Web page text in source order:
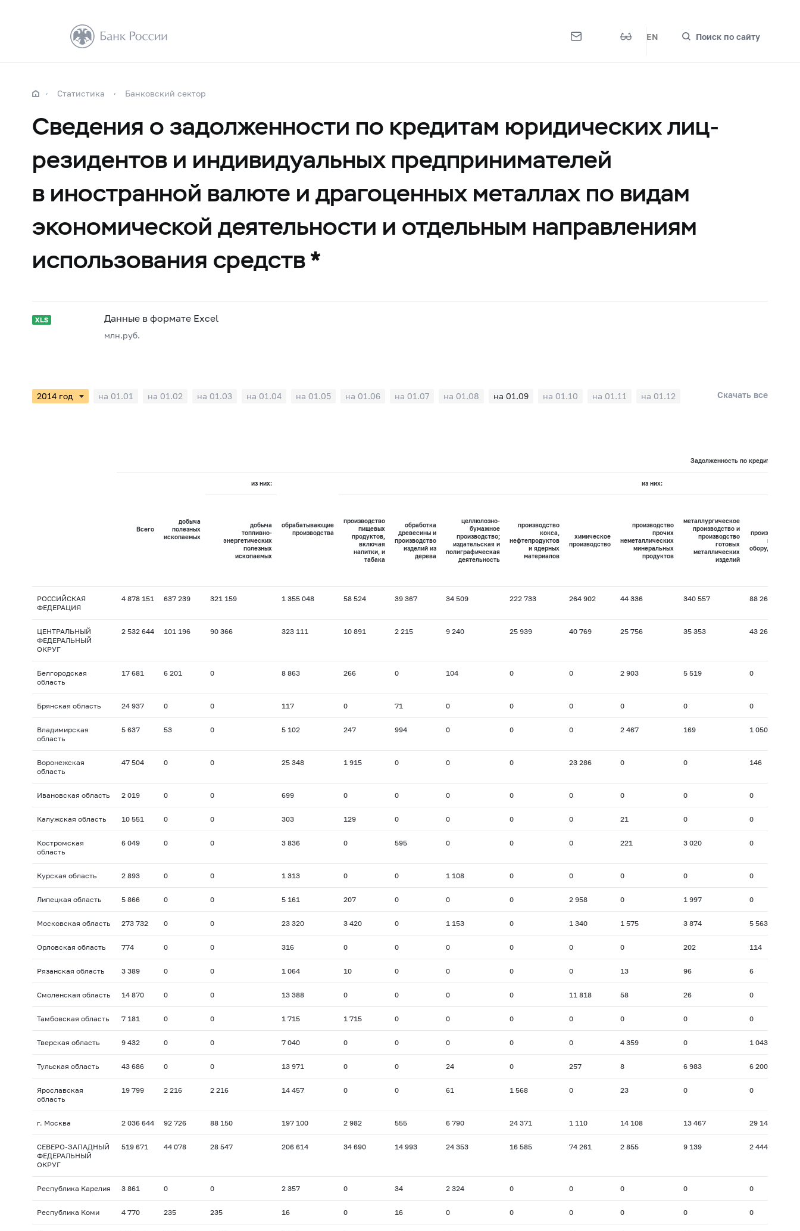
EN Поиск по сайту
Статистика Банковский сектор
Сведения о задолженности по кредитам юридических лиц-
резидентов и индивидуальных предпринимателей
в иностранной валюте и драгоценных металлах по видам
экономической деятельности и отдельным направлениям
использования средств *
Данные в формате Excel
млн.руб.
на 01.01 на 01.02 на 01.03 на 01.04 на 01.05 на 01.06 на 01.07 на 01.08 на 01.09 на 01.10 на 01.11 на 01.12 Скачать все
Задолженность по кредитам по
Всего
добыча
полезных
ископаемых
из них:
обрабатывающие
производства
из них:
добыча
топливно-
энергетических
полезных
ископаемых
производство
пищевых
продуктов,
включая
напитки, и
табака
обработка
древесины и
производство
изделий из
дерева
целлюлозно-
бумажное
производство;
издательская и
полиграфическая
деятельность
производство
кокса,
нефтепродуктов
и ядерных
материалов
химическое
производство
производство
прочих
неметаллических
минеральных
продуктов
металлургическое
производство и
производство
готовых
металлических
изделий
производство
машин и
оборудования
РОССИЙСКАЯ
ФЕДЕРАЦИЯ
4 878 151 637 239 321 159 1 355 048 58 524 39 367 34 509 222 733 264 902 44 336 340 557 88 269
ЦЕНТРАЛЬНЫЙ
ФЕДЕРАЛЬНЫЙ
ОКРУГ
2 532 644 101 196 90 366 323 111 10 891 2 215 9 240 25 939 40 769 25 756 35 353 43 262
Белгородская
область
17 681 6 201 0 8 863 266 0 104 0 0 2 903 5 519 0
Брянская область 24 937 0 0 117 0 71 0 0 0 0 0 0
Владимирская
область
5 637 53 0 5 102 247 994 0 0 0 2 467 169 1 050
Воронежская
область
47 504 0 0 25 348 1 915 0 0 0 23 286 0 0 146
Ивановская область 2 019 0 0 699 0 0 0 0 0 0 0 0
Калужская область 10 551 0 0 303 129 0 0 0 0 21 0 0
Костромская
область
6 049 0 0 3 836 0 595 0 0 0 221 3 020 0
Курская область 2 893 0 0 1 313 0 0 1 108 0 0 0 0 0
Липецкая область 5 866 0 0 5 161 207 0 0 0 2 958 0 1 997 0
Московская область 273 732 0 0 23 320 3 420 0 1 153 0 1 340 1 575 3 874 5 563
Орловская область 774 0 0 316 0 0 0 0 0 0 202 114
Рязанская область 3 389 0 0 1 064 10 0 0 0 0 13 96 6
Смоленская область 14 870 0 0 13 388 0 0 0 0 11 818 58 26 0
Тамбовская область 7 181 0 0 1 715 1 715 0 0 0 0 0 0 0
Тверская область 9 432 0 0 7 040 0 0 0 0 0 4 359 0 1 043
Тульская область 43 686 0 0 13 971 0 0 24 0 257 8 6 983 6 200
Ярославская
область
19 799 2 216 2 216 14 457 0 0 61 1 568 0 23 0 0
г. Москва 2 036 644 92 726 88 150 197 100 2 982 555 6 790 24 371 1 110 14 108 13 467 29 140
СЕВЕРО-ЗАПАДНЫЙ
ФЕДЕРАЛЬНЫЙ
ОКРУГ
519 671 44 078 28 547 206 614 34 690 14 993 24 353 16 585 74 261 2 855 9 139 2 444
Республика Карелия 3 861 0 0 2 357 0 34 2 324 0 0 0 0 0
Республика Коми 4 770 235 235 16 0 16 0 0 0 0 0 0